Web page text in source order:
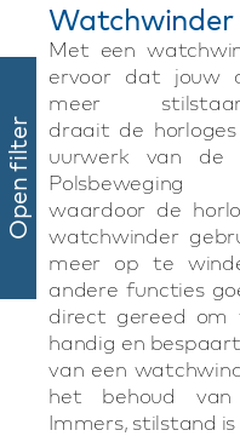
Open filter
Watchwinder
Met een
ervoor dat jouw
meer
draait de
uurwerk van de
waardoor de
watchwinder
meer op te
andere functies
direct gereed
handig en
van een
het behoud van
Immers, stilstand